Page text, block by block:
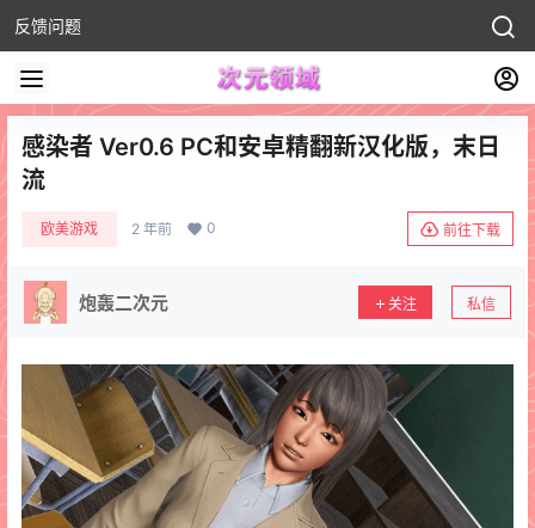
反馈问题
感染者 Ver0.6 PC和安卓精翻新汉化版，末日
流
欧美游戏 2 年前 0 前往下载
炮轰二次元 关注 私信